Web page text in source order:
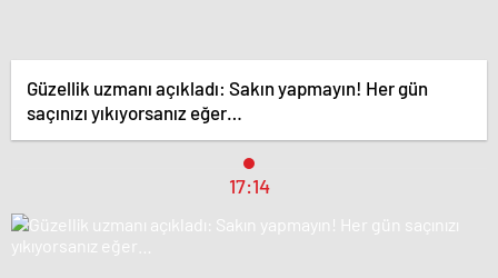
Güzellik uzmanı açıkladı: Sakın yapmayın! Her gün
saçınızı yıkıyorsanız eğer…
17:14